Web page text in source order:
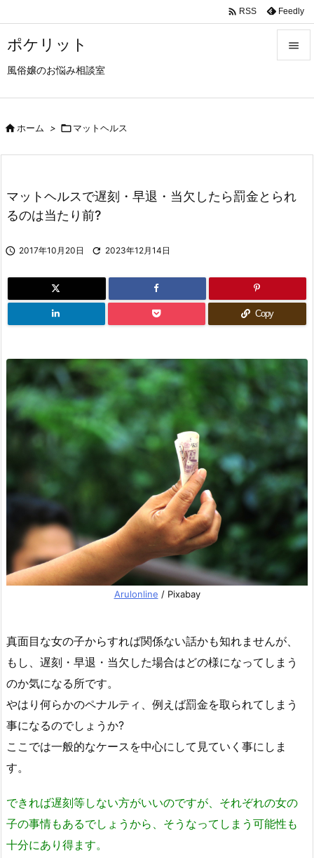
ポケリット
風俗嬢のお悩み相談室

次へ
 RSS Feedly
ホーム > マットヘルス
マットヘルスで遅刻・早退・当欠したら罰金とられ
るのは当たり前?
 2017年10月20日  2023年12月14日
Copy
Arulonline / Pixabay
真面目な女の子からすれば関係ない話かも知れませんが、
もし、遅刻・早退・当欠した場合はどの様になってしまう
のか気になる所です。
やはり何らかのペナルティ、例えば罰金を取られてしまう
事になるのでしょうか?
ここでは一般的なケースを中心にして見ていく事にしま
す。
できれば遅刻等しない方がいいのですが、それぞれの女の
子の事情もあるでしょうから、そうなってしまう可能性も
十分にあり得ます。